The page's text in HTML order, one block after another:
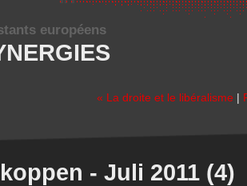
européens
« La droite et le libéralisme |
- Juli 2011 (4)